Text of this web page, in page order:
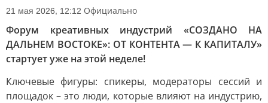
21 мая 2026, 12:12 Официально
Форум креативных индустрий «СОЗДАНО НА
ДАЛЬНЕМ ВОСТОКЕ»: ОТ КОНТЕНТА — К КАПИТАЛУ»
стартует уже на этой неделе!
Ключевые фигуры: спикеры, модераторы сессий и
площадок – это люди, которые влияют на индустрию,